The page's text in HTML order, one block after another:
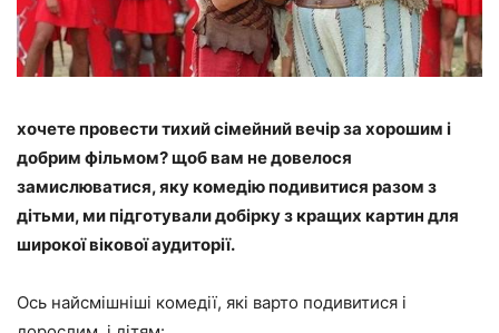
хочете провести тихий сімейний вечір за хорошим і
добрим фільмом? щоб вам не довелося
замислюватися, яку комедію подивитися разом з
дітьми, ми підготували добірку з кращих картин для
широкої вікової аудиторії.
Ось найсмішніші комедії, які варто подивитися і